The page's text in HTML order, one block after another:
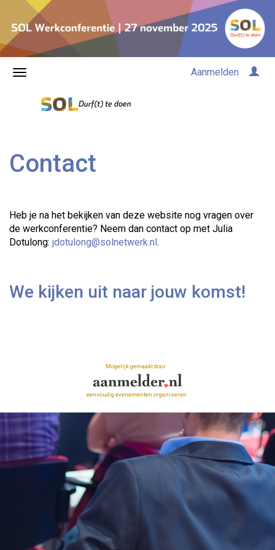
Aanmelden
Contact
Heb je na het bekijken van deze website nog vragen over
de werkconferentie? Neem dan contact op met Julia
Dotulong: jdotulong@solnetwerk.nl .
We kijken uit naar jouw komst!
Mogelijk gemaakt door
eenvoudig evenementen organiseren